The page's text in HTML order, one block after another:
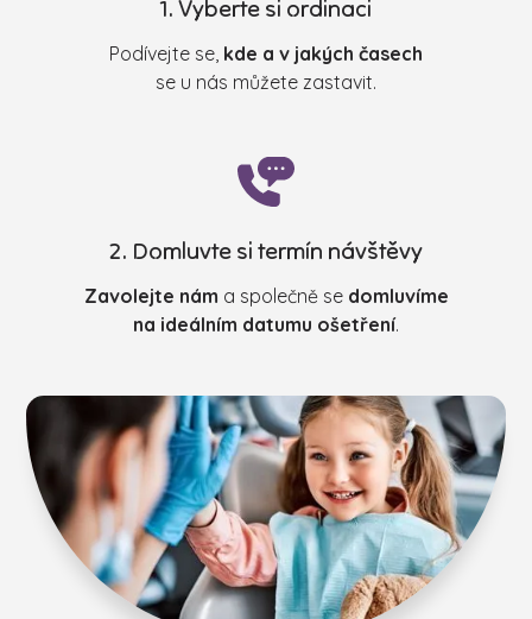
1. Vyberte si ordinaci
Podívejte se, kde a v jakých časech
se u nás můžete zastavit.
2. Domluvte si termín návštěvy
Zavolejte nám a společně se domluvíme
na ideálním datumu ošetření.